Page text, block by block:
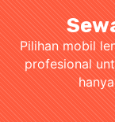
Pilihan mobil
profesional